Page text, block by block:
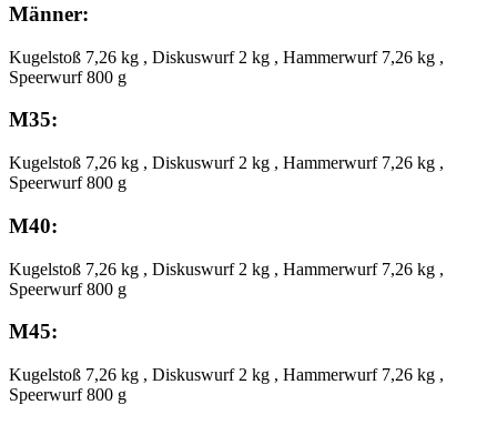
Männer:
Kugelstoß 7,26 kg , Diskuswurf 2 kg , Hammerwurf 7,26 kg ,
Speerwurf 800 g
M35:
Kugelstoß 7,26 kg , Diskuswurf 2 kg , Hammerwurf 7,26 kg ,
Speerwurf 800 g
M40:
Kugelstoß 7,26 kg , Diskuswurf 2 kg , Hammerwurf 7,26 kg ,
Speerwurf 800 g
M45:
Kugelstoß 7,26 kg , Diskuswurf 2 kg , Hammerwurf 7,26 kg ,
Speerwurf 800 g